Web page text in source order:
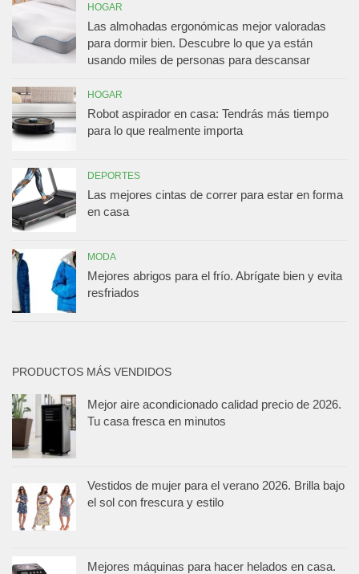
HOGAR
Las almohadas ergonómicas mejor valoradas
para dormir bien. Descubre lo que ya están
usando miles de personas para descansar
HOGAR
Robot aspirador en casa: Tendrás más tiempo
para lo que realmente importa
DEPORTES
Las mejores cintas de correr para estar en forma
en casa
MODA
Mejores abrigos para el frío. Abrígate bien y evita
resfriados
PRODUCTOS MÁS VENDIDOS
Mejor aire acondicionado calidad precio de 2026.
Tu casa fresca en minutos
Vestidos de mujer para el verano 2026. Brilla bajo
el sol con frescura y estilo
Mejores máquinas para hacer helados en casa.